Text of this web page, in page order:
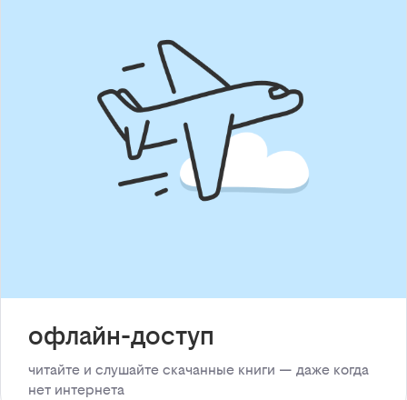
офлайн-доступ
читайте и слушайте скачанные книги — даже когда
нет интернета